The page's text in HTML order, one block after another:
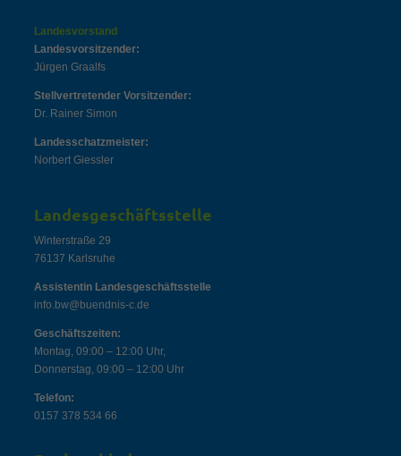
Landesvorstand
Landesvorsitzender:
Jürgen Graalfs
Stellvertretender Vorsitzender:
Dr. Rainer Simon
Landesschatzmeister:
Norbert Giessler
Landesgeschäftsstelle
Winterstraße 29
76137 Karlsruhe
Assistentin Landesgeschäftsstelle
info.bw@buendnis-c.de
Geschäftszeiten:
Montag, 09:00 – 12:00 Uhr,
Donnerstag, 09:00 – 12:00 Uhr
Telefon:
0157 378 534 66